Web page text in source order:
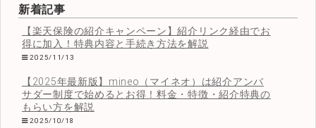
新着記事
【楽天保険の紹介キャンペーン】紹介リンク経由でお
得に加入！特典内容と手続き方法を解説
2025/11/13
【2025年最新版】mineo（マイネオ）は紹介アンバ
サダー制度で始めるとお得！料金・特徴・紹介特典の
もらい方を解説
2025/10/18